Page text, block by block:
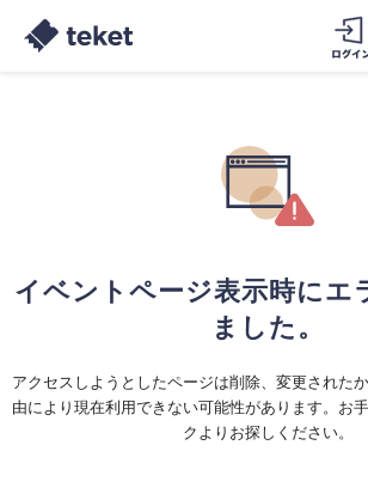
イベントページ表示時にエ
ました。
アクセスしようとしたページは削除、変更された
由により現在利用できない可能性があります。お
クよりお探しください。